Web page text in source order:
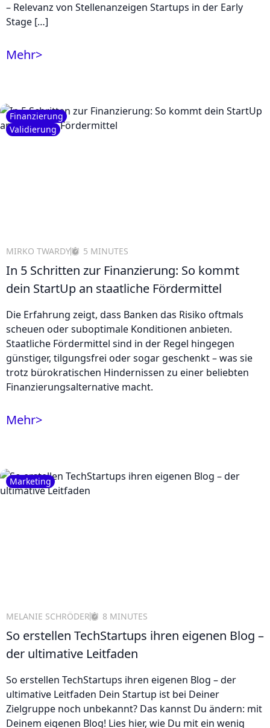
– Relevanz von Stellenanzeigen Startups in der Early
Stage […]
Mehr>
Finanzierung
Validierung
MIRKO TWARDY 5 MINUTES
In 5 Schritten zur Finanzierung: So kommt
dein StartUp an staatliche Fördermittel
Die Erfahrung zeigt, dass Banken das Risiko oftmals
scheuen oder suboptimale Konditionen anbieten.
Staatliche Fördermittel sind in der Regel hingegen
günstiger, tilgungsfrei oder sogar geschenkt – was sie
trotz bürokratischen Hindernissen zu einer beliebten
Finanzierungsalternative macht.
Mehr>
Marketing
MELANIE SCHRÖDER 8 MINUTES
So erstellen TechStartups ihren eigenen Blog –
der ultimative Leitfaden
So erstellen TechStartups ihren eigenen Blog – der
ultimative Leitfaden Dein Startup ist bei Deiner
Zielgruppe noch unbekannt? Das kannst Du ändern: mit
Deinem eigenen Blog! Lies hier, wie Du mit ein wenig